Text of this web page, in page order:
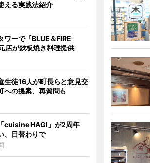
える実践法紹介
ワーで「BLUE＆FIRE
が鉄板焼き料理提供
生徒16人が町長らと意見交
の提案、再質問も
cuisine HAGI」が2周年
、日替わりで